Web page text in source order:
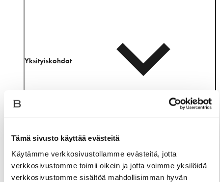
Tämä sivusto käyttää evästeitä
Käytämme verkkosivustollamme evästeitä, jotta
verkkosivustomme toimii oikein ja jotta voimme yksilöidä
verkkosivustomme sisältöä mahdollisimman hyvän
Yksityiskohdat